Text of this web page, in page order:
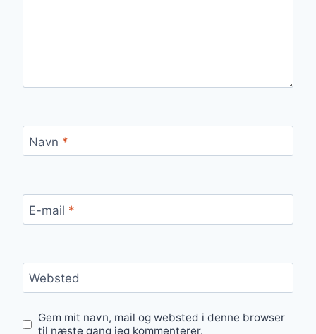
Navn *
E-mail *
Websted
Gem mit navn, mail og websted i denne browser
til næste gang jeg kommenterer.